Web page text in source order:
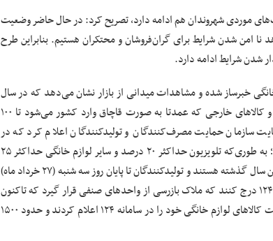
موردی شهروندان هم ادامه دارد، تصریح کرد: در حال حاضر وضعیت
نا امن شدن شرایط برای گران‌فروشان و محتکران هستیم. بنابراین طرح
شدن شرایط ادامه دارد.
خبرساز شده و مشاهدات میدانی از بازار نشان می‌دهد که در سال
جاری لوازم خانگی ایرانی ۲۵ تا ۳۰ درصد و کالاهای خارجی که عمدتا به صورت قاچاق وارد کشور می‌شود تا ۱۰۰
سازمان حمایت مصرف‌کنندگان و تولیدکنندگان اعلام کرد که در
قیمت‌های لوازم خانگی بازنگری شده است؛ به طوری‌که تلویزیون حداکثر ۲۰ درصد و سایر لوازم خانگی حداکثر ۲۵
درصد مجاز به افزایش قیمت نسبت به بهمن سال گذشته هستند و تولیدکنندگان تا پایان روز سه شنبه (۲۷ خرداد ماه)
فرصت دارند قیمت‌های خود را در سامانه ۱۲۴ درج کنند که ملاک بازرسی از واحدهای صنفی قرار گیرد که تاکنون
۳۲ شرکت از ۴۰ شرکت منتخب، برند و قیمت کالاهای لوازم خانگی خود را در سامانه ۱۲۴ اعلام کردند و حدود ۱۵۰۰